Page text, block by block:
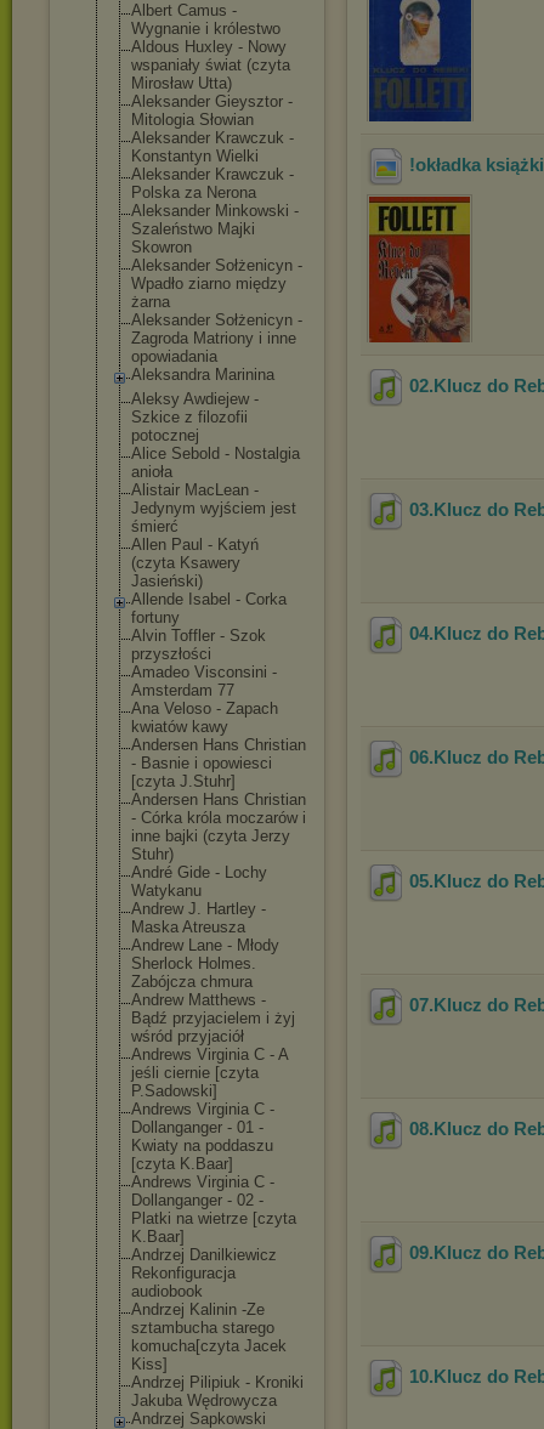
Albert Camus -
Wygnanie i królestwo
Aldous Huxley - Nowy
wspaniały świat (czyta
Mirosław Utta)
Aleksander Gieysztor -
Mitologia Słowian
Aleksander Krawczuk -
Konstantyn Wielki
Aleksander Krawczuk -
Polska za Nerona
Aleksander Minkowski -
Szaleństwo Majki
Skowron
Aleksander Sołżenicyn -
Wpadło ziarno między
żarna
Aleksander Sołżenicyn -
Zagroda Matriony i inne
opowiadania
Aleksandra Marinina
Aleksy Awdiejew -
Szkice z filozofii
potocznej
Alice Sebold - Nostalgia
anioła
Alistair MacLean -
Jedynym wyjściem jest
śmierć
Allen Paul - Katyń
(czyta Ksawery
Jasieński)
Allende Isabel - Corka
fortuny
Alvin Toffler - Szok
przyszłości
Amadeo Visconsini -
Amsterdam 77
Ana Veloso - Zapach
kwiatów kawy
Andersen Hans Christian
- Basnie i opowiesci
[czyta J.Stuhr]
Andersen Hans Christian
- Córka króla moczarów i
inne bajki (czyta Jerzy
Stuhr)
André Gide - Lochy
Watykanu
Andrew J. Hartley -
Maska Atreusza
Andrew Lane - Młody
Sherlock Holmes.
Zabójcza chmura
Andrew Matthews -
Bądź przyjacielem i żyj
wśród przyjaciół
Andrews Virginia C - A
jeśli ciernie [czyta
P.Sadowski]
Andrews Virginia C -
Dollanganger - 01 -
Kwiaty na poddaszu
[czyta K.Baar]
Andrews Virginia C -
Dollanganger - 02 -
Platki na wietrze [czyta
K.Baar]
Andrzej Danilkiewicz
Rekonfiguracja
audiobook
Andrzej Kalinin -Ze
sztambucha starego
komucha[czyta Jacek
Kiss]
Andrzej Pilipiuk - Kroniki
Jakuba Wędrowycza
Andrzej Sapkowski
!okładka
02.Klucz do
03.Klucz do
04.Klucz do
06.Klucz do
05.Klucz do
07.Klucz do
08.Klucz do
09.Klucz do
10.Klucz do